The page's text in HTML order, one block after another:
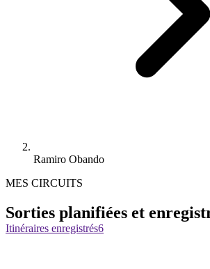
Ramiro Obando
MES CIRCUITS
Sorties planifiées et
Itinéraires enregistrés6